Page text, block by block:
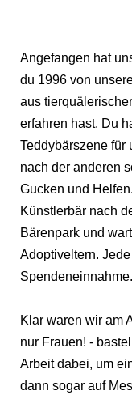
Angefangen hat
du 1996 von
aus
erfahren hast. Du
Teddybärszene für
nach der anderen
Gucken und
Künstlerbär nach
Bärenpark und
Adoptiveltern.
Spendeneinnahme.
Klar waren wir am
nur Frauen! -
Arbeit dabei, um
dann sogar auf